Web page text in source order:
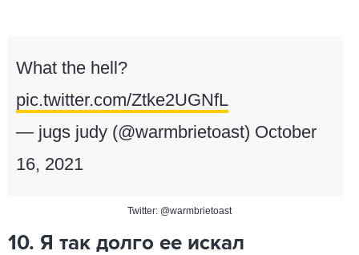
What the hell?
pic.twitter.com/Ztke2UGNfL
— jugs judy (@warmbrietoast) October
16, 2021
Twitter: @warmbrietoast
10. Я так долго ее искал